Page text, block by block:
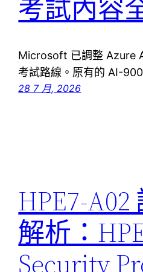
考試內容
Microsoft 已調整 Azure
考試路線。原有的 AI-
28 7 月, 2026
HPE7-
解析：
Security